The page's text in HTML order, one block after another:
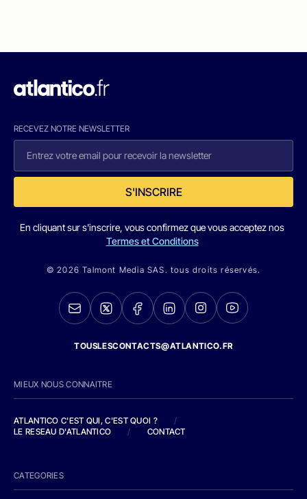
RECEVEZ NOTRE NEWSLETTER
S'INSCRIRE
En cliquant sur s'inscrire, vous confirmez que vous acceptez nos
Termes et Conditions
© 2026 Talmont Media SAS. tous droits réservés.
TOUSLESCONTACTS@ATLANTICO.FR
MIEUX NOUS CONNAITRE
ATLANTICO C'EST QUI, C'EST QUOI ?
/
LE RESEAU D'ATLANTICO
/ CONTACT
CATEGORIES